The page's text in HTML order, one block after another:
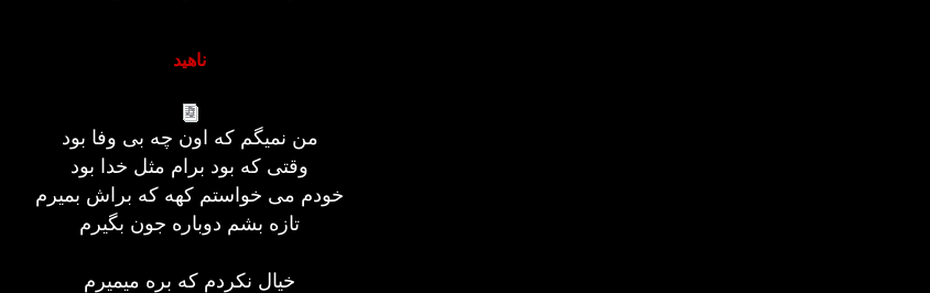
ناهید
من نمیگم که اون چه بی وفا بود
وقتی که بود برام مثل خدا بود
خودم می خواستم کهه که براش بمیرم
تازه بشم دوباره جون بگیرم
خیال نکردم که بره میمیرم